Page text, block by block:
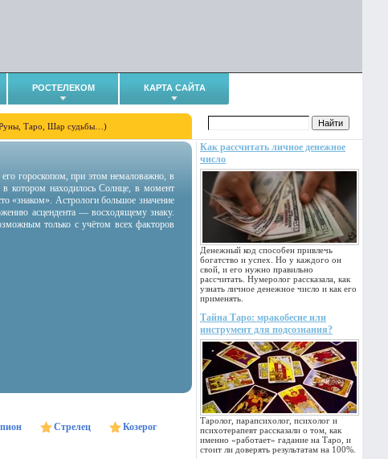
РОСТЕЛЕКОМ КАРТА САЙТА
Таро, Шар судьбы…)
Как рассчитать личное денежное
число
Денежный код способен привлечь
богатство и успех. Но у каждого он
свой, и его нужно правильно
рассчитать. Нумеролог рассказала, как
узнать личное денежное число и как его
применять.
Тайна Таро: мракобесие или
инструмент для подсознания?
Таролог, парапсихолог, психолог и
психотерапевт рассказали о том, как
именно «работает» гадание на Таро, и
стоит ли доверять результатам на 100%.
его гороскопом, при этом немаловажно, в
в котором находилось Солнце, в момент
«знаком». Астрологи большое значение
асцендента — восходящему знаку.
только с учётом всех факторов
Стрелец
Козерог